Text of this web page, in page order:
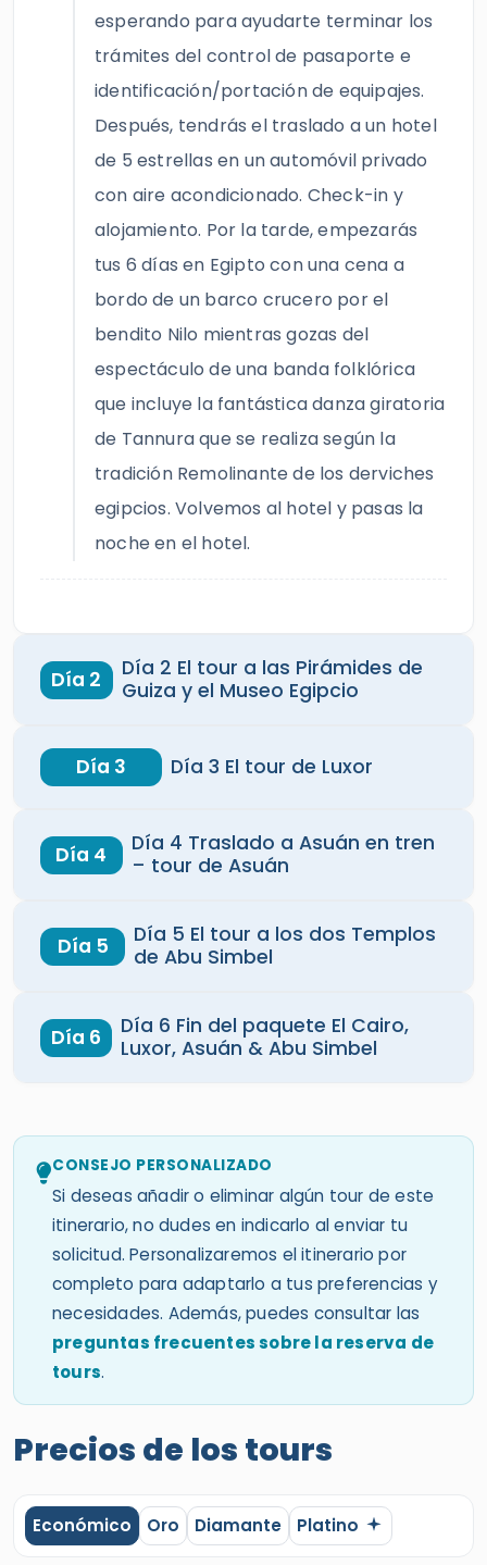
esperando para ayudarte terminar los
trámites del control de pasaporte e
identificación/portación de equipajes.
Después, tendrás el traslado a un hotel
de 5 estrellas en un automóvil privado
con aire acondicionado. Check-in y
alojamiento. Por la tarde, empezarás
tus 6 días en Egipto con una cena a
bordo de un barco crucero por el
bendito Nilo mientras gozas del
espectáculo de una banda folklórica
que incluye la fantástica danza giratoria
de Tannura que se realiza según la
tradición Remolinante de los derviches
egipcios. Volvemos al hotel y pasas la
noche en el hotel.
Día 2
Día 2 El tour a las Pirámides de
Guiza y el Museo Egipcio
Día 3 Día 3 El tour de Luxor
Día 4
Día 4 Traslado a Asuán en tren
– tour de Asuán
Día 5
Día 5 El tour a los dos Templos
de Abu Simbel
Día 6
Día 6 Fin del paquete El Cairo,
Luxor, Asuán & Abu Simbel
CONSEJO PERSONALIZADO
Si deseas añadir o eliminar algún tour de este
itinerario, no dudes en indicarlo al enviar tu
solicitud. Personalizaremos el itinerario por
completo para adaptarlo a tus preferencias y
necesidades. Además, puedes consultar las
preguntas frecuentes sobre la reserva de
tours.
Precios de los tours
Económico Oro Diamante Platino